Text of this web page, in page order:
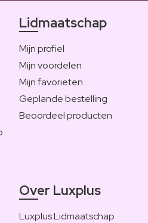
Lidmaatschap
Mijn profiel
Mijn voordelen
Mijn favorieten
Geplande bestelling
Beoordeel producten
Over Luxplus
Luxplus Lidmaatschap